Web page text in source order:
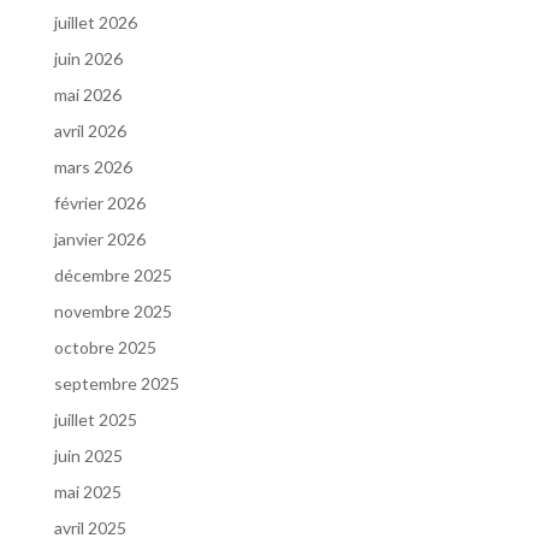
juillet 2026
juin 2026
mai 2026
avril 2026
mars 2026
février 2026
janvier 2026
décembre 2025
novembre 2025
octobre 2025
septembre 2025
juillet 2025
juin 2025
mai 2025
avril 2025